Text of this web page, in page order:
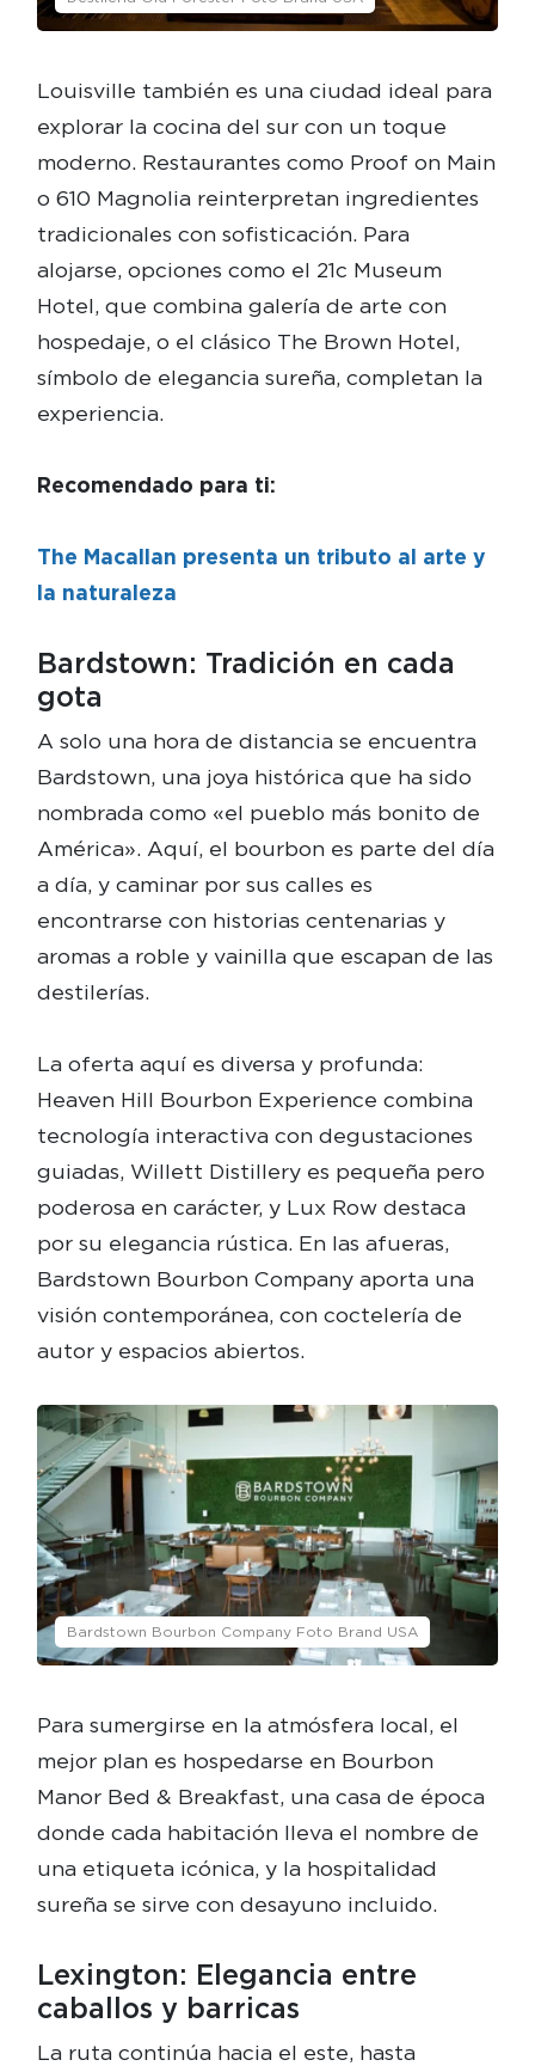
Louisville también es una ciudad ideal para
explorar la cocina del sur con un toque
moderno. Restaurantes como Proof on Main
o 610 Magnolia reinterpretan ingredientes
tradicionales con sofisticación. Para
alojarse, opciones como el 21c Museum
Hotel, que combina galería de arte con
hospedaje, o el clásico The Brown Hotel,
símbolo de elegancia sureña, completan la
experiencia.
Recomendado para ti:
The Macallan presenta un tributo al arte y
la naturaleza
Bardstown: Tradición en cada
gota
A solo una hora de distancia se encuentra
Bardstown, una joya histórica que ha sido
nombrada como «el pueblo más bonito de
América». Aquí, el bourbon es parte del día
a día, y caminar por sus calles es
encontrarse con historias centenarias y
aromas a roble y vainilla que escapan de las
destilerías.
La oferta aquí es diversa y profunda:
Heaven Hill Bourbon Experience combina
tecnología interactiva con degustaciones
guiadas, Willett Distillery es pequeña pero
poderosa en carácter, y Lux Row destaca
por su elegancia rústica. En las afueras,
Bardstown Bourbon Company aporta una
visión contemporánea, con coctelería de
autor y espacios abiertos.
Bardstown Bourbon Company Foto Brand USA
Para sumergirse en la atmósfera local, el
mejor plan es hospedarse en Bourbon
Manor Bed & Breakfast, una casa de época
donde cada habitación lleva el nombre de
una etiqueta icónica, y la hospitalidad
sureña se sirve con desayuno incluido.
Lexington: Elegancia entre
caballos y barricas
La ruta continúa hacia el este, hasta